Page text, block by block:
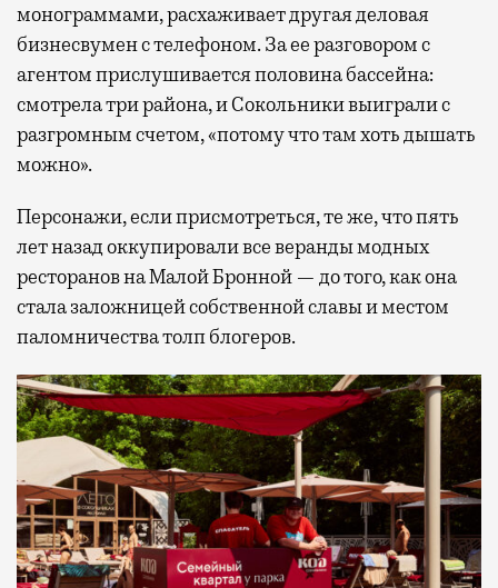
монограммами, расхаживает другая деловая
бизнесвумен с телефоном. За ее разговором с
агентом прислушивается половина бассейна:
смотрела три района, и Сокольники выиграли с
разгромным счетом, «потому что там хоть дышать
можно».
Персонажи, если присмотреться, те же, что пять
лет назад оккупировали все веранды модных
ресторанов на Малой Бронной — до того, как она
стала заложницей собственной славы и местом
паломничества толп блогеров.